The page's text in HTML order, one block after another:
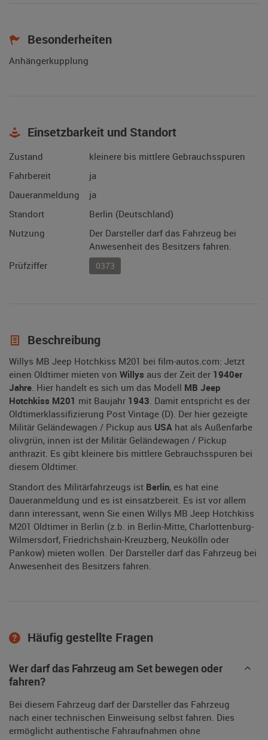
Besonderheiten
Anhängerkupplung
Einsetzbarkeit und Standort
Zustand
kleinere bis mittlere Gebrauchsspuren
Fahrbereit
ja
Daueranmeldung
ja
Standort
Berlin (Deutschland)
Nutzung
Der Darsteller darf das Fahrzeug bei
Anwesenheit des Besitzers fahren.
Prüfziffer
0373
Beschreibung
Willys MB Jeep Hotchkiss M201 bei film-autos.com: Jetzt
einen Oldtimer mieten von Willys aus der Zeit der 1940er
Jahre. Hier handelt es sich um das Modell MB Jeep
Hotchkiss M201 mit Baujahr 1943. Damit entspricht es der
Oldtimerklassifizierung Post Vintage (D). Der hier gezeigte
Militär Geländewagen / Pickup aus USA hat als Außenfarbe
olivgrün, innen ist der Militär Geländewagen / Pickup
anthrazit. Es gibt kleinere bis mittlere Gebrauchsspuren bei
diesem Oldtimer.
Standort des Militärfahrzeugs ist Berlin, es hat eine
Daueranmeldung und es ist einsatzbereit. Es ist vor allem
dann interessant, wenn Sie einen Willys MB Jeep Hotchkiss
M201 Oldtimer in Berlin (z.b. in Berlin-Mitte, Charlottenburg-
Wilmersdorf, Friedrichshain-Kreuzberg, Neukölln oder
Pankow) mieten wollen. Der Darsteller darf das Fahrzeug bei
Anwesenheit des Besitzers fahren.
Häufig gestellte Fragen
Wer darf das Fahrzeug am Set bewegen oder
fahren?
Bei diesem Fahrzeug darf der Darsteller das Fahrzeug
nach einer technischen Einweisung selbst fahren. Dies
ermöglicht authentische Fahraufnahmen ohne